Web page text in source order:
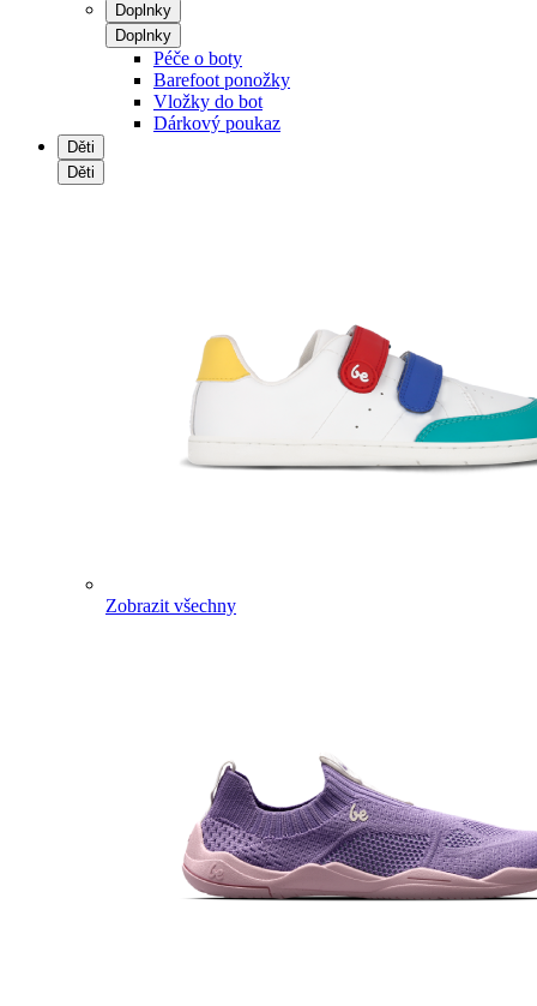
Doplnky
Doplnky
Péče o boty
Barefoot ponožky
Vložky do bot
Dárkový poukaz
Děti
Děti
Zobrazit všechny